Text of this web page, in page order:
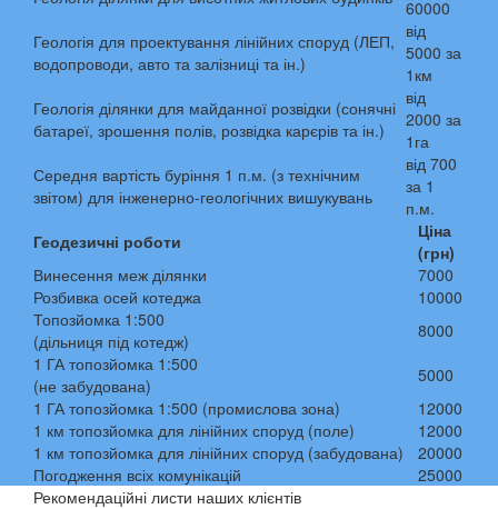
60000
Геологія для проектування лінійних споруд (ЛЕП,
водопроводи, авто та залізниці та ін.)
від
5000 за
1км
Геологія ділянки для майданної розвідки (сонячні
батареї, зрошення полів, розвідка карєрів та ін.)
від
2000 за
1га
Середня вартість буріння 1 п.м. (з технічним
звітом) для інженерно-геологічних вишукувань
від 700
за 1
п.м.
Геодезичні роботи
Ціна
(грн)
Винесення меж ділянки
7000
Розбивка осей котеджа
10000
Топозйомка 1:500
(дільниця під котедж)
8000
1 ГА топозйомка 1:500
(не забудована)
5000
1 ГА топозйомка 1:500 (промислова зона)
12000
1 км топозйомка для лінійних споруд (поле)
12000
1 км топозйомка для лінійних споруд (забудована)
20000
Погодження всіх комунікацій
25000
Рекомендаційні листи наших клієнтів